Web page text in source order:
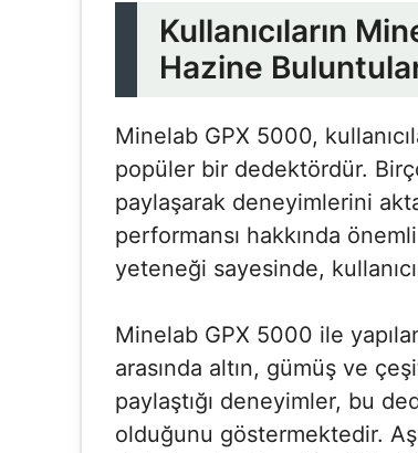
Kullanıcıların
Hazine
Minelab GPX 5000,
popüler bir dedektördür.
paylaşarak deneyimlerini
performansı hakkında
yeteneği sayesinde,
Minelab GPX 5000 ile
arasında altın, gümüş ve
paylaştığı deneyimler, bu
olduğunu göstermektedir.